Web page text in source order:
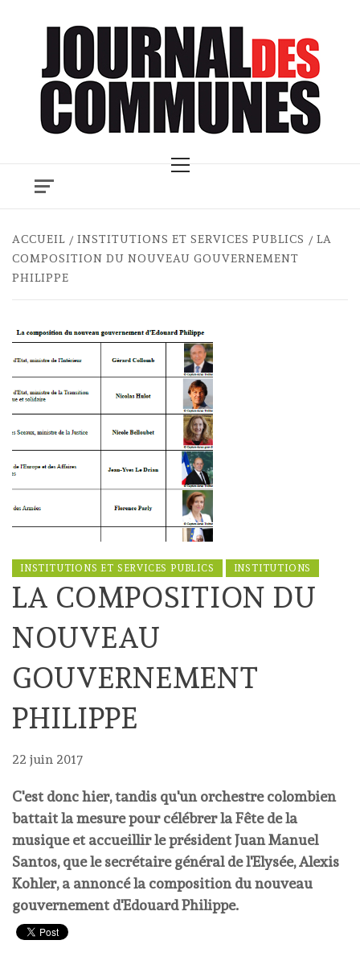
Menu
ACCUEIL INSTITUTIONS ET SERVICES PUBLICS
LA
COMPOSITION DU NOUVEAU GOUVERNEMENT
PHILIPPE
INSTITUTIONS ET SERVICES PUBLICS INSTITUTIONS
LA COMPOSITION DU
NOUVEAU
GOUVERNEMENT
PHILIPPE
22 juin 2017
C'est donc hier, tandis qu'un orchestre colombien
battait la mesure pour célébrer la Fête de la
musique et accueillir le président Juan Manuel
Santos, que le secrétaire général de l'Elysée, Alexis
Kohler, a annoncé la composition du nouveau
gouvernement d'Edouard Philippe.